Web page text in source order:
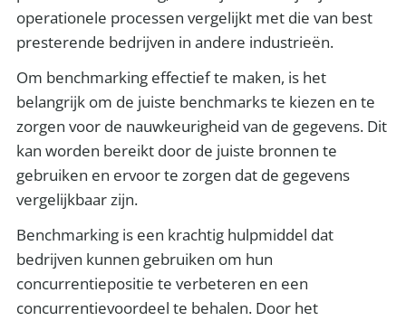
operationele processen vergelijkt met die van best
presterende bedrijven in andere industrieën.
Om benchmarking effectief te maken, is het
belangrijk om de juiste benchmarks te kiezen en te
zorgen voor de nauwkeurigheid van de gegevens. Dit
kan worden bereikt door de juiste bronnen te
gebruiken en ervoor te zorgen dat de gegevens
vergelijkbaar zijn.
Benchmarking is een krachtig hulpmiddel dat
bedrijven kunnen gebruiken om hun
concurrentiepositie te verbeteren en een
concurrentievoordeel te behalen. Door het